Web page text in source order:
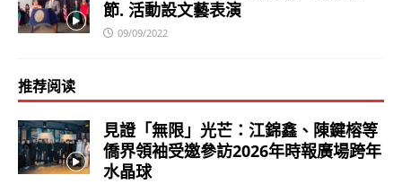
節. 活動設文藝表演
09/09/2022
推荐阅读
見證「無限」光芒：江錦鑫、陳鍵榕等
僑界領袖受邀參訪2026年時報廣場跨年
水晶球